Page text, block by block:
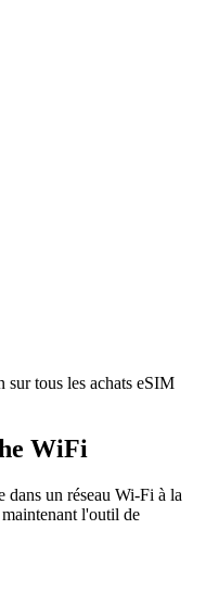
sur tous les achats eSIM
WiFi
dans un réseau Wi-Fi à la
l'outil de